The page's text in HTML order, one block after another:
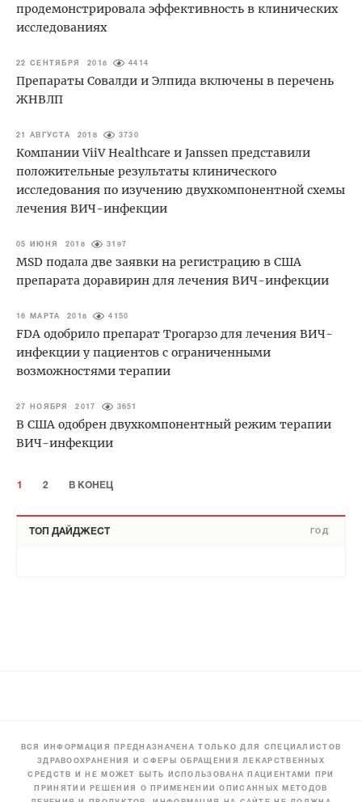
продемонстрировала эффективность в клинических
исследованиях
22 СЕНТЯБРЯ 2018 4414
Препараты Совалди и Элпида включены в перечень
ЖНВЛП
21 АВГУСТА 2018 3730
Компании ViiV Healthcare и Janssen представили
положительные результаты клинического
исследования по изучению двухкомпонентной схемы
лечения ВИЧ-инфекции
05 ИЮНЯ 2018 3197
MSD подала две заявки на регистрацию в США
препарата доравирин для лечения ВИЧ-инфекции
16 МАРТА 2018 4150
FDA одобрило препарат Трогарзо для лечения ВИЧ-
инфекции у пациентов с ограниченными
возможностями терапии
27 НОЯБРЯ 2017 3651
В США одобрен двухкомпонентный режим терапии
ВИЧ-инфекции
1 2 В КОНЕЦ
ТОП ДАЙДЖЕСТ ГОД
ВСЯ ИНФОРМАЦИЯ ПРЕДНАЗНАЧЕНА ТОЛЬКО ДЛЯ СПЕЦИАЛИСТОВ
ЗДРАВООХРАНЕНИЯ И СФЕРЫ ОБРАЩЕНИЯ ЛЕКАРСТВЕННЫХ
СРЕДСТВ И НЕ МОЖЕТ БЫТЬ ИСПОЛЬЗОВАНА ПАЦИЕНТАМИ ПРИ
ПРИНЯТИИ РЕШЕНИЯ О ПРИМЕНЕНИИ ОПИСАННЫХ МЕТОДОВ